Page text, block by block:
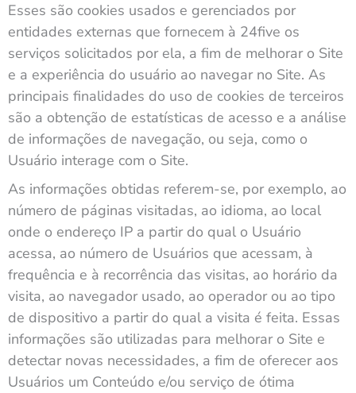
Esses são cookies usados e gerenciados por
entidades externas que fornecem à 24five os
serviços solicitados por ela, a fim de melhorar o Site
e a experiência do usuário ao navegar no Site. As
principais finalidades do uso de cookies de terceiros
são a obtenção de estatísticas de acesso e a análise
de informações de navegação, ou seja, como o
Usuário interage com o Site.
As informações obtidas referem-se, por exemplo, ao
número de páginas visitadas, ao idioma, ao local
onde o endereço IP a partir do qual o Usuário
acessa, ao número de Usuários que acessam, à
frequência e à recorrência das visitas, ao horário da
visita, ao navegador usado, ao operador ou ao tipo
de dispositivo a partir do qual a visita é feita. Essas
informações são utilizadas para melhorar o Site e
detectar novas necessidades, a fim de oferecer aos
Usuários um Conteúdo e/ou serviço de ótima